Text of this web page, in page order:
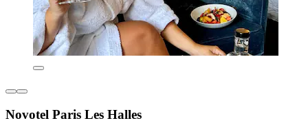
Novotel Paris Les Halles